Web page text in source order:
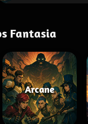
Fantasia
Arcane